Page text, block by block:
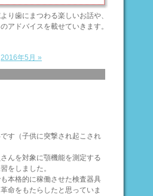
り歯にまつわる楽しいお話や、
アドバイスを載せていきます。
2016年5月 »
す（子供に突撃され起こされ
んを対象に顎機能を測定する
をしました。
本格的に稼働させた検査器具
命をもたらしたと思っていま